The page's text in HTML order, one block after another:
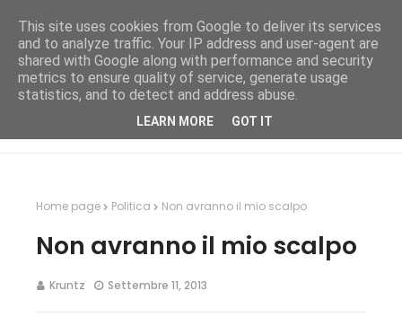
Home page Politica Non avranno il mio scalpo
Non avranno il mio scalpo
Kruntz Settembre 11, 2013
This site uses cookies from Google to deliver its services
and to analyze traffic. Your IP address and user-agent are
shared with Google along with performance and security
metrics to ensure quality of service, generate usage
statistics, and to detect and address abuse.
LEARN MORE GOT IT